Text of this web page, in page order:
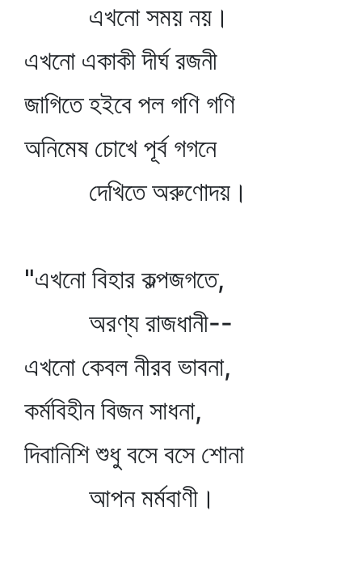
এখনো সময় নয়।
এখনো একাকী দীর্ঘ রজনী
জাগিতে হইবে পল গণি গণি
অনিমেষ চোখে পূর্ব গগনে
দেখিতে অরুণোদয়।
"এখনো বিহার কল্পজগতে,
অরণ্য রাজধানী--
এখনো কেবল নীরব ভাবনা,
কর্মবিহীন বিজন সাধনা,
দিবানিশি শুধু বসে বসে শোনা
আপন মর্মবাণী।